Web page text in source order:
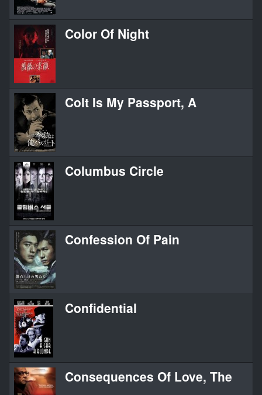
Color Of Night
Colt Is My Passport, A
Columbus Circle
Confession Of Pain
Confidential
Consequences Of Love, The